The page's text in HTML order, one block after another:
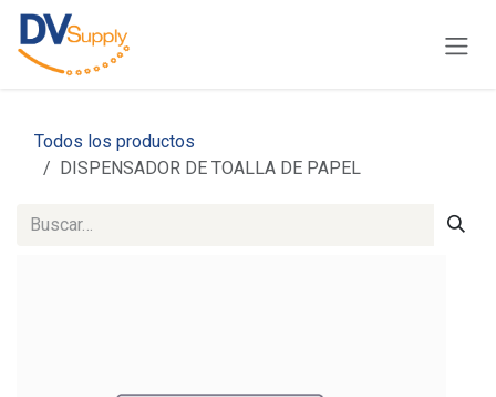
Ir al contenido
Todos los productos
DISPENSADOR DE TOALLA DE PAPEL